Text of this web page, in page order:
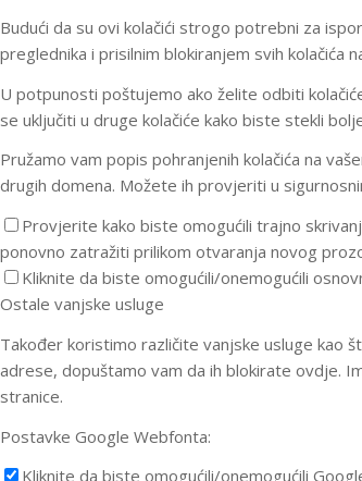
Budući da su ovi kolačići strogo potrebni za
preglednika i prisilnim blokiranjem svih
U potpunosti poštujemo ako želite odbiti
se uključiti u druge kolačiće kako biste stekli
Pružamo vam popis pohranjenih kolačića na
drugih domena. Možete ih provjeriti u
Provjerite kako biste omogućili trajno
ponovno zatražiti prilikom otvaranja novog
Kliknite da biste omogućili/onemogućili
Ostale vanjske usluge
Također koristimo različite vanjske usluge kao
adrese, dopuštamo vam da ih blokirate ovdje.
stranice.
Postavke Google Webfonta:
Kliknite da biste omogućili/onemogućili